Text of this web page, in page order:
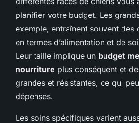
planifier votre budget. Les
exemple, entraînent souvent des
en termes d’alimentation et de
Leur taille implique un budget
nourriture plus conséquent et
grandes et résistantes, ce qui
dépenses.
Les soins spécifiques varient